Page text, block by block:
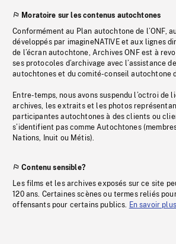
Moratoire sur les contenus autochtones
Conformément au Plan autochtone de l’ONF,
développés par imagineNATIVE et aux lignes
de l’écran autochtone, Archives ONF est à
ses protocoles d’archivage avec l’assistance
autochtones et du comité-conseil autochtone
Entre-temps, nous avons suspendu l’octroi de
archives, les extraits et les photos
participantes autochtones à des clients ou
s’identifient pas comme Autochtones
Nations, Inuit ou Métis).
Contenu sensible?
Les films et les archives exposés sur ce site
120 ans. Certaines scènes ou termes reliés
offensants pour certains publics. En savoir plus